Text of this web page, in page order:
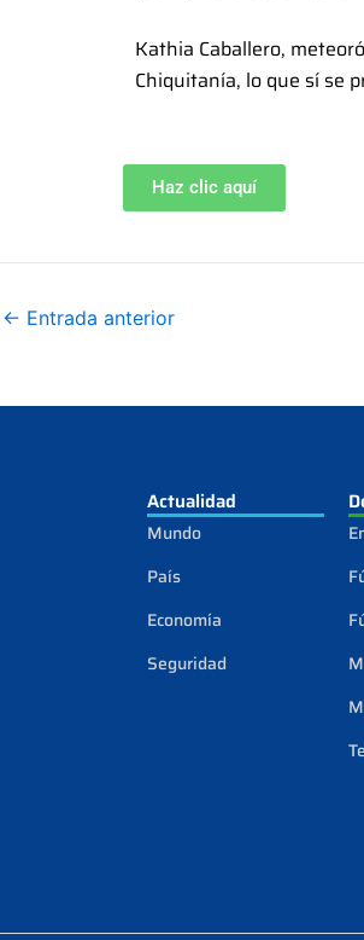
Kathia Caballero,
Chiquitanía, lo que sí se
Haz clic aquí
← Entrada anterior
Actualidad
Mundo
País
Economía
Seguridad